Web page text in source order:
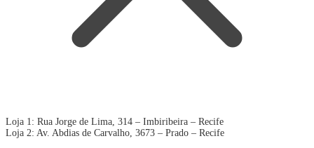
Loja 1: Rua Jorge de Lima, 314 – Imbiribeira – Recife
Loja 2: Av. Abdias de Carvalho, 3673 – Prado – Recife